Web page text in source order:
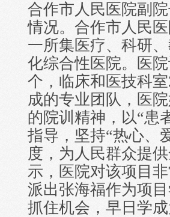
合作市人民医院副
情况。合作市人民
一所集医疗、科研
化综合性医院。医
个，临床和医技科
成的专业团队，医
的院训精神，以“患
指导，坚持“热心、
度，为人民群众提
示，医院对该项目
派出张海福作为项
抓住机会，早日学